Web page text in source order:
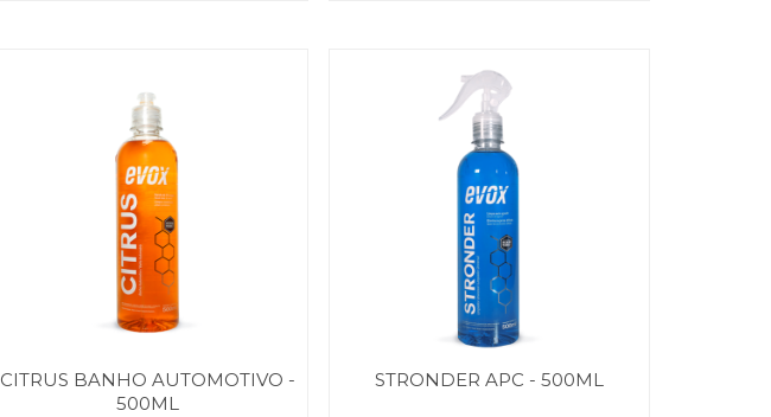
CITRUS BANHO AUTOMOTIVO -
500ML
STRONDER APC - 500ML